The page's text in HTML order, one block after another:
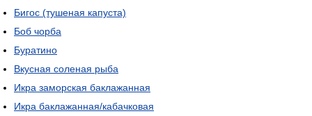
Бигос (тушеная капуста)
Боб чорба
Буратино
Вкусная соленая рыба
Икра заморская баклажанная
Икра баклажанная/кабачковая